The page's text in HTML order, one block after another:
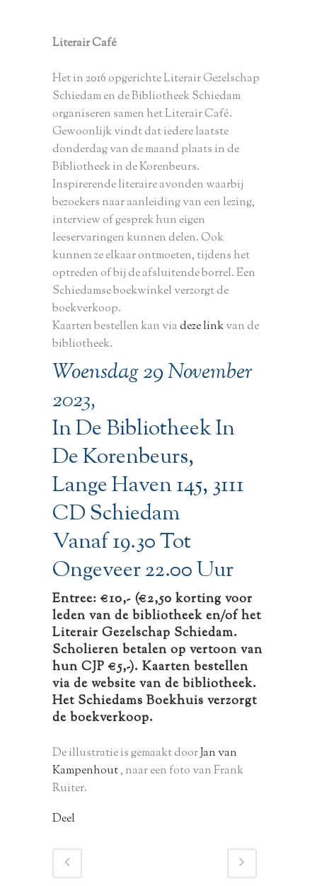
Literair Café
Het in 2016 opgerichte Literair Gezelschap
Schiedam en de Bibliotheek Schiedam
organiseren samen het Literair Café.
Gewoonlijk vindt dat iedere laatste
donderdag van de maand plaats in de
Bibliotheek in de Korenbeurs.
Inspirerende literaire avonden waarbij
bezoekers naar aanleiding van een lezing,
interview of gesprek hun eigen
leeservaringen kunnen delen. Ook
kunnen ze elkaar ontmoeten, tijdens het
optreden of bij de afsluitende borrel. Een
Schiedamse boekwinkel verzorgt de
boekverkoop.
Kaarten bestellen kan viadeze linkvan de
bibliotheek.
Woensdag 29 November
2023,
In De Bibliotheek In
De Korenbeurs,
Lange Haven 145, 3111
CD Schiedam
Vanaf 19.30 Tot
Ongeveer 22.00 Uur
Entree: €10,- (€2,50 korting voor
leden van de bibliotheek en/of het
Literair Gezelschap Schiedam.
Scholieren betalen op vertoon van
hun CJP €5,-). Kaarten bestellen
via de website van de bibliotheek.
Het Schiedams Boekhuis verzorgt
de boekverkoop.
De illustratie is gemaakt doorJan van
Kampenhout, naar een foto van Frank
Ruiter.
Deel